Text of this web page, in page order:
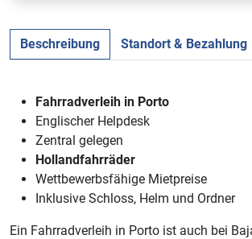
Beschreibung Standort & Bezahlung
Fahrradverleih in Porto
Englischer Helpdesk
Zentral gelegen
Hollandfahrräder
Wettbewerbsfähige Mietpreise
Inklusive Schloss, Helm und Ordner
Ein Fahrradverleih in Porto ist auch bei